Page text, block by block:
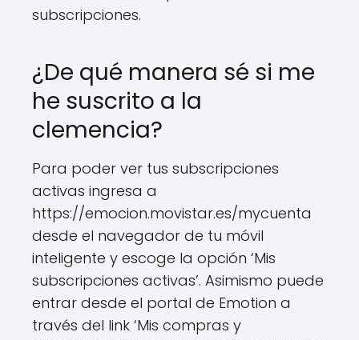
subscripciones.
¿De qué manera sé si me
he suscrito a la
clemencia?
Para poder ver tus subscripciones
activas ingresa a
https://emocion.movistar.es/mycuenta
desde el navegador de tu móvil
inteligente y escoge la opción ‘Mis
subscripciones activas’. Asimismo puede
entrar desde el portal de Emotion a
través del link ‘Mis compras y